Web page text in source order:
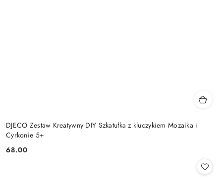
DJECO Zestaw Kreatywny DIY Szkatułka z kluczykiem Mozaika i
Cyrkonie 5+
Cena:
68.00